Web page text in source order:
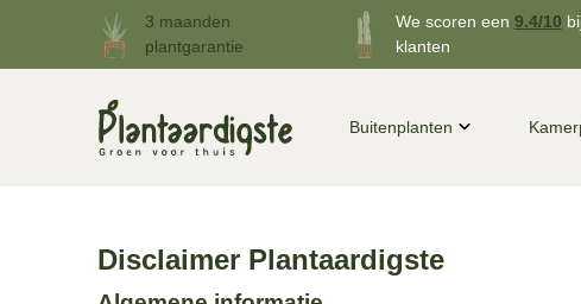
3 maanden
plantgarantie
We scoren een 9.4/10
klanten
Buitenplanten
Disclaimer Plantaardigste